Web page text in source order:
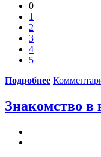
0
1
2
3
4
5
Подробнее
Знакомство в